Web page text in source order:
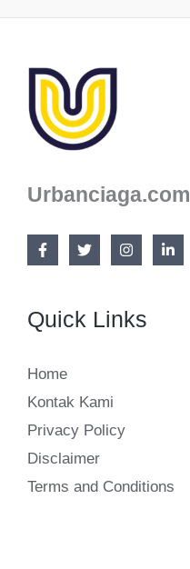
Untung
TERBARU
Urbanciaga.com
Quick Links
Home
Kontak Kami
Privacy Policy
Disclaimer
Terms and Conditions